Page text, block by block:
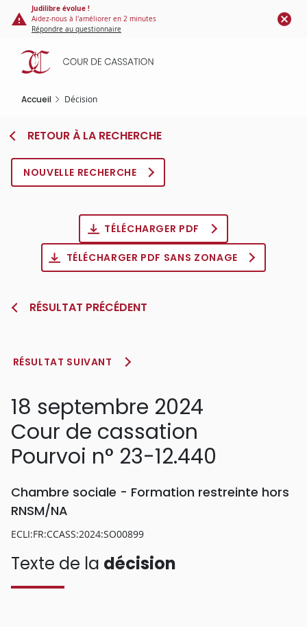
Panneau de gestion des cookies
contenu
principal
Judilibre évolue !
Aidez-nous à l'améliorer en 2 minutes
Répondre au questionnaire
Accueil Décision
RETOUR À LA RECHERCHE
NOUVELLE RECHERCHE
TÉLÉCHARGER PDF
TÉLÉCHARGER PDF SANS ZONAGE
RÉSULTAT PRÉCÉDENT
RÉSULTAT SUIVANT
18 septembre 2024
Cour de cassation
Pourvoi n° 23-12.440
Chambre sociale - Formation restreinte hors
RNSM/NA
ECLI:FR:CCASS:2024:SO00899
Texte de la décision